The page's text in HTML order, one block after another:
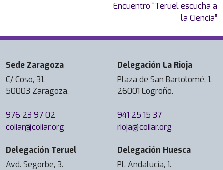
Encuentro “Teruel escucha a
la Ciencia”
Sede Zaragoza
C/ Coso, 31.
50003 Zaragoza.
976 23 97 02
coiiar@coiiar.org
Delegación La Rioja
Plaza de San Bartolomé, 1.
26001 Logroño.
941 25 15 37
rioja@coiiar.org
Delegación Teruel
Avd. Segorbe, 3.
Delegación Huesca
Pl. Andalucía, 1.